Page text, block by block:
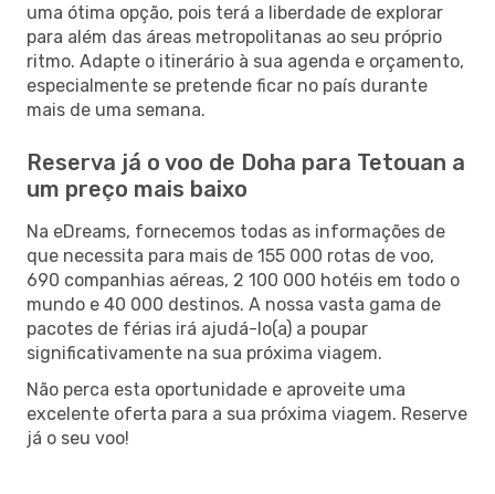
uma ótima opção, pois terá a liberdade de explorar
para além das áreas metropolitanas ao seu próprio
ritmo. Adapte o itinerário à sua agenda e orçamento,
especialmente se pretende ficar no país durante
mais de uma semana.
Reserva já o voo de Doha para Tetouan a
um preço mais baixo
Na eDreams, fornecemos todas as informações de
que necessita para mais de 155 000 rotas de voo,
690 companhias aéreas, 2 100 000 hotéis em todo o
mundo e 40 000 destinos. A nossa vasta gama de
pacotes de férias irá ajudá-lo(a) a poupar
significativamente na sua próxima viagem.
Não perca esta oportunidade e aproveite uma
excelente oferta para a sua próxima viagem. Reserve
já o seu voo!